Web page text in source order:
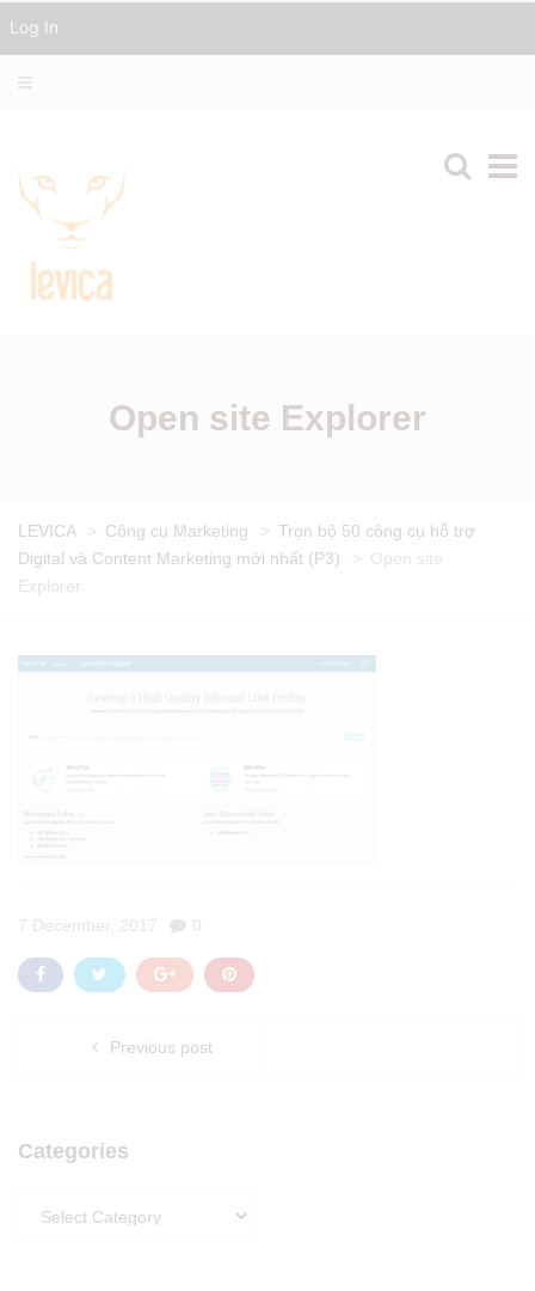
Open site Explorer
LEVICA > Công cụ Marketing > Trọn bộ 50 công cụ hỗ trợ
Digital và Content Marketing mới nhất (P3)
>
Open site
Explorer
7 December, 2017 0
Previous post
Categories
Log In